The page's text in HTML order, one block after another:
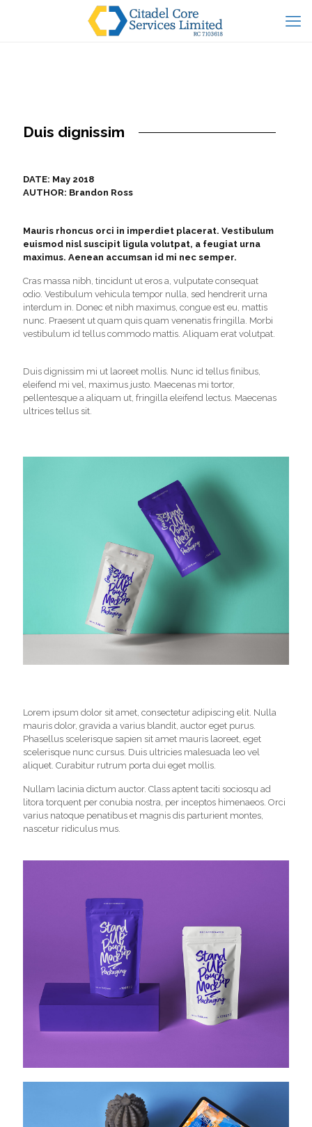
Duis dignissim
DATE: May 2018
AUTHOR: Brandon Ross
Mauris rhoncus orci in imperdiet placerat. Vestibulum
euismod nisl suscipit ligula volutpat, a feugiat urna
maximus. Aenean accumsan id mi nec semper.
Cras massa nibh, tincidunt ut eros a, vulputate consequat
odio. Vestibulum vehicula tempor nulla, sed hendrerit urna
interdum in. Donec et nibh maximus, congue est eu, mattis
nunc. Praesent ut quam quis quam venenatis fringilla. Morbi
vestibulum id tellus commodo mattis. Aliquam erat volutpat.
Duis dignissim mi ut laoreet mollis. Nunc id tellus finibus,
eleifend mi vel, maximus justo. Maecenas mi tortor,
pellentesque a aliquam ut, fringilla eleifend lectus. Maecenas
ultrices tellus sit.
Lorem ipsum dolor sit amet, consectetur adipiscing elit. Nulla
mauris dolor, gravida a varius blandit, auctor eget purus.
Phasellus scelerisque sapien sit amet mauris laoreet, eget
scelerisque nunc cursus. Duis ultricies malesuada leo vel
aliquet. Curabitur rutrum porta dui eget mollis.
Nullam lacinia dictum auctor. Class aptent taciti sociosqu ad
litora torquent per conubia nostra, per inceptos himenaeos. Orci
varius natoque penatibus et magnis dis parturient montes,
nascetur ridiculus mus.